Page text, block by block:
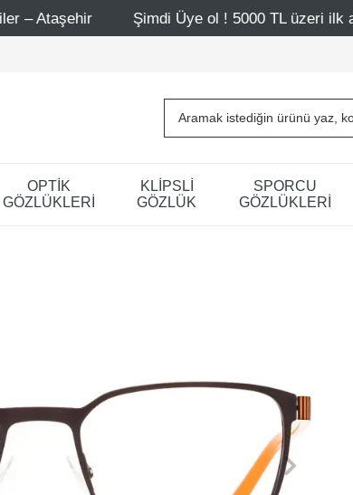
Şimdi Üye ol ! 5000 TL üzeri ilk alışverişinde 500
OPTİK
GÖZLÜKLERİ
KLİPSLİ
GÖZLÜK
SPORCU
GÖZLÜKLERİ